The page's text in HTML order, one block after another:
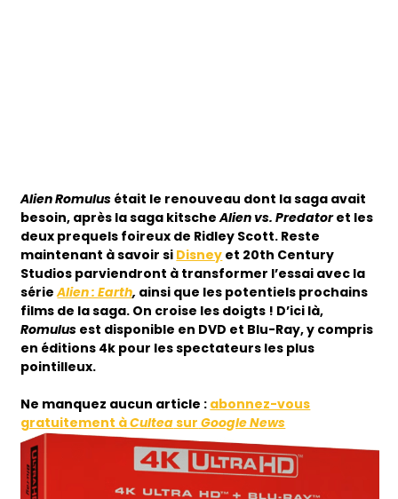
Alien Romulus était le renouveau dont la saga avait
besoin, après la saga kitscheAlien vs. Predatoret les
deux prequels foireux de Ridley Scott. Reste
maintenant à savoir si Disney et 20th Century
Studios parviendront à transformer l’essai avec la
sérieAlien : Earth, ainsi que les potentiels prochains
films de la saga. On croise les doigts ! D’ici là,
Romulus est disponible en DVD et Blu-Ray, y compris
en éditions 4k pour les spectateurs les plus
pointilleux.
Ne manquez aucun article : abonnez-vous
gratuitement àCulteasur Google News